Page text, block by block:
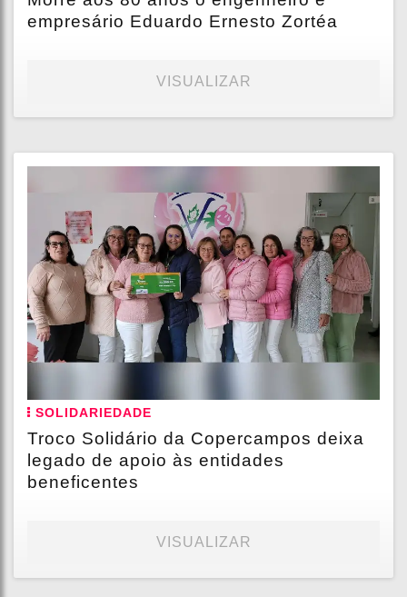
empresário Eduardo Ernesto Zortéa
VISUALIZAR
SOLIDARIEDADE
Troco Solidário da Copercampos deixa
legado de apoio às entidades
beneficentes
VISUALIZAR